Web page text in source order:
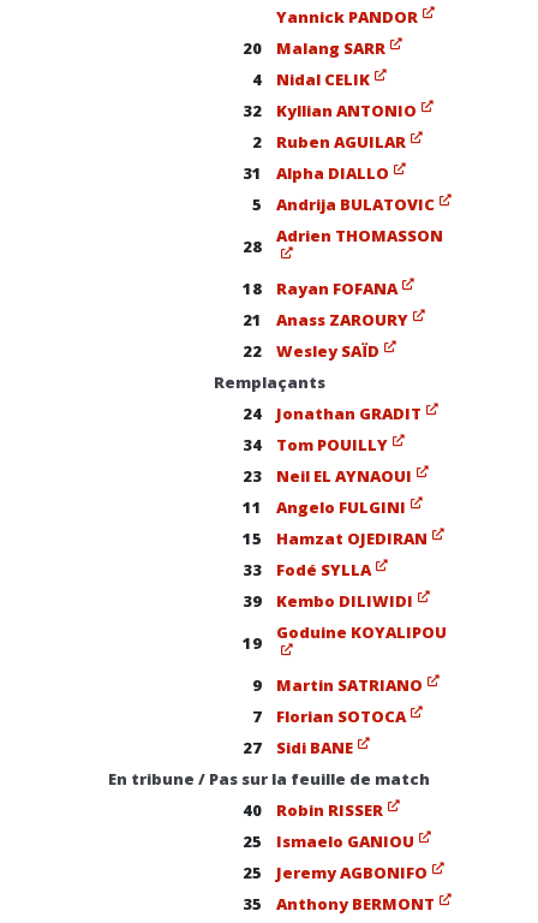
Yannick PANDOR
20
Malang SARR
4
Nidal CELIK
32
Kyllian ANTONIO
2
Ruben AGUILAR
31
Alpha DIALLO
5
Andrija BULATOVIC
28
Adrien THOMASSON
18
Rayan FOFANA
21
Anass ZAROURY
22
Wesley SAÏD
Remplaçants
24
Jonathan GRADIT
34
Tom POUILLY
23
Neil EL AYNAOUI
11
Angelo FULGINI
15
Hamzat OJEDIRAN
33
Fodé SYLLA
39
Kembo DILIWIDI
19
Goduine KOYALIPOU
9
Martin SATRIANO
7
Florian SOTOCA
27
Sidi BANE
En tribune / Pas sur la feuille de match
40
Robin RISSER
25
Ismaelo GANIOU
25
Jeremy AGBONIFO
35
Anthony BERMONT